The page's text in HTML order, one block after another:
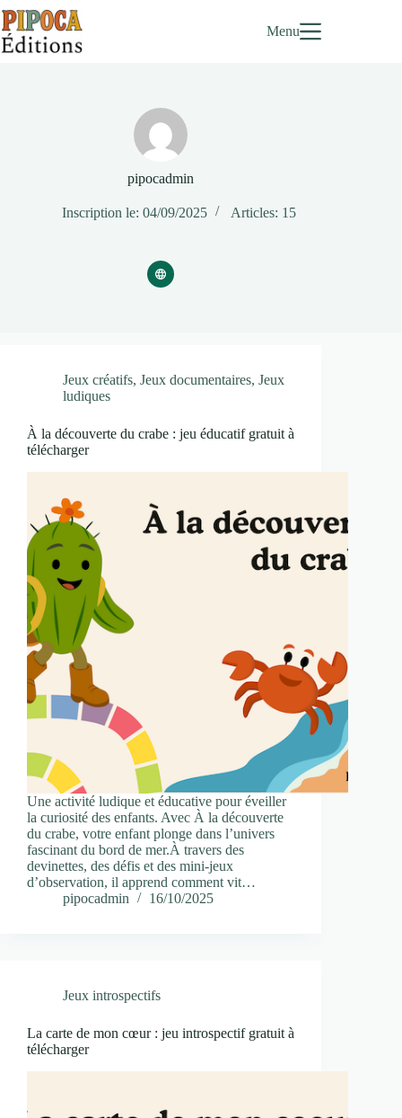
Passer
au
contenu
Menu
pipocadmin
Inscription le: 04/09/2025 Articles: 15
Jeux créatifs, Jeux documentaires, Jeux
ludiques
À la découverte du crabe : jeu éducatif gratuit à
télécharger
Une activité ludique et éducative pour éveiller
la curiosité des enfants. Avec À la découverte
du crabe, votre enfant plonge dans l’univers
fascinant du bord de mer.À travers des
devinettes, des défis et des mini-jeux
d’observation, il apprend comment vit…
pipocadmin
16/10/2025
Jeux introspectifs
La carte de mon cœur : jeu introspectif gratuit à
télécharger